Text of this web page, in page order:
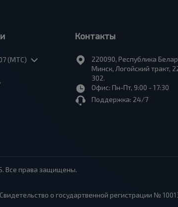
(МТС)
Контакты
220090, Республика
Минск, Логойский тракт,
302.
Офис: Пн-Пт, 9:00 - 17:30
Поддержка: 24/7
Все права защищены.
о государтвенной регистрации №